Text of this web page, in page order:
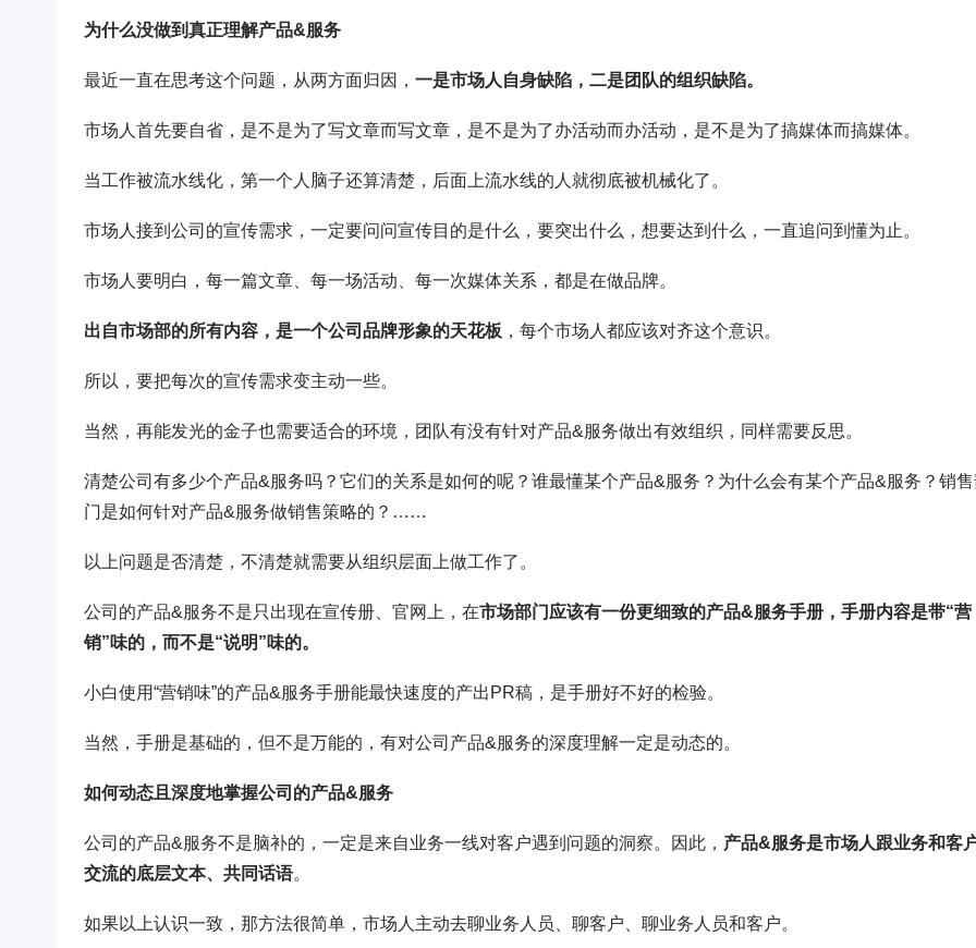
为什么没做到真正理解产品&服务
最近一直在思考这个问题，从两方面归因， 一是市场人自身缺陷，二是团队的组织缺陷。
市场人首先要自省，是不是为了写文章而写文章，是不是为了办活动而办活动，是不是为了搞媒体而搞媒体。
当工作被流水线化，第一个人脑子还算清楚，后面上流水线的人就彻底被机械化了。
市场人接到公司的宣传需求，一定要问问宣传目的是什么，要突出什么，想要达到什么，一直追问到懂为止。
市场人要明白，每一篇文章、每一场活动、每一次媒体关系，都是在做品牌。
出自市场部的所有内容，是一个公司品牌形象的天花板 ，每个市场人都应该对齐这个意识。
所以，要把每次的宣传需求变主动一些。
当然，再能发光的金子也需要适合的环境，团队有没有针对产品&服务做出有效组织，同样需要反思。
清楚公司有多少个产品&服务吗？它们的关系是如何的呢？谁最懂某个产品&服务？为什么会有某个产品&服务？销
门是如何针对产品&服务做销售策略的？……
以上问题是否清楚，不清楚就需要从组织层面上做工作了。
公司的产品&服务不是只出现在宣传册、官网上，在市场部门应该有一份更细致的产品&服务手册，手册内容是带“营
销”味的，而不是“说明”味的。
小白使用“营销味”的产品&服务手册能最快速度的产出PR稿，是手册好不好的检验。
当然，手册是基础的，但不是万能的，有对公司产品&服务的深度理解一定是动态的。
如何动态且深度地掌握公司的产品&服务
公司的产品&服务不是脑补的，一定是来自业务一线对客户遇到问题的洞察。因此， 产品&服务是市场人跟业务和客
交流的底层文本、共同话语。
如果以上认识一致，那方法很简单，市场人主动去聊业务人员、聊客户、聊业务人员和客户。